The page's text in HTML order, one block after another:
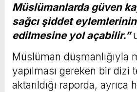
Müslümanlarda güven
sağcı şiddet
edilmesine yol açabilir.”
Müslüman düşmanlığıyla
yapılması gereken bir dizi
aktarıldığı raporda, ayrıca